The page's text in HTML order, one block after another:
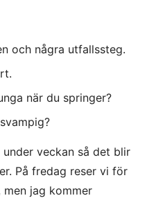
och några utfallssteg.
när du springer?
veckan så det blir
På fredag reser vi för
jag kommer